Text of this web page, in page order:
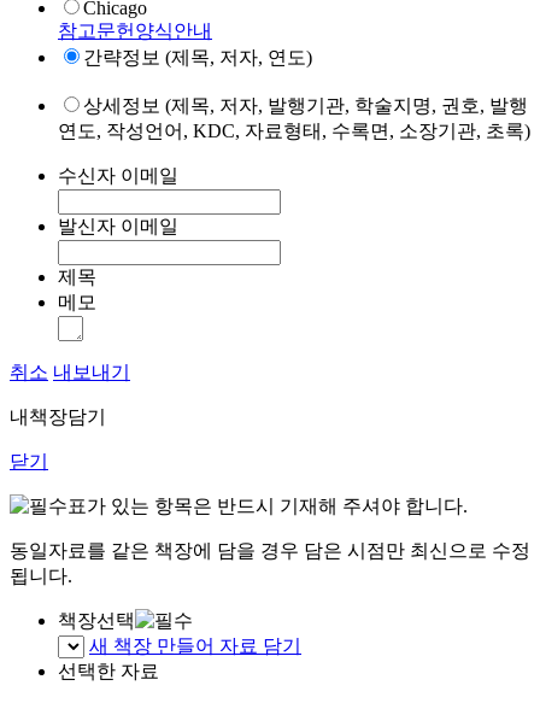
Chicago
참고문헌양식안내
간략정보 (제목, 저자, 연도)
상세정보 (제목, 저자, 발행기관, 학술지명, 권호, 발행
연도, 작성언어, KDC, 자료형태, 수록면, 소장기관, 초록)
수신자 이메일
발신자 이메일
제목
메모
취소 내보내기
내책장담기
닫기
표가 있는 항목은 반드시 기재해 주셔야 합니다.
동일자료를 같은 책장에 담을 경우 담은 시점만 최신으로 수정
됩니다.
책장선택
새 책장 만들어 자료 담기
선택한 자료